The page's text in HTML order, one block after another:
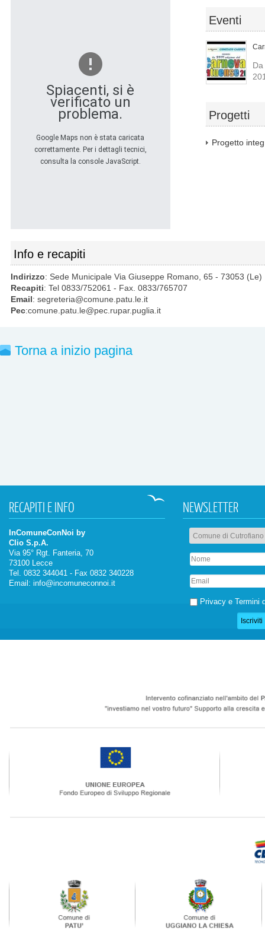
Eventi
Progetti
Progetto
Spiacenti, si è
verificato un
problema.
Google Maps non è stata caricata
correttamente. Per i dettagli tecnici,
consulta la console JavaScript.
Info e recapiti
Indirizzo: Sede Municipale Via Giuseppe Romano, 65 - 73053 (Le)
Recapiti: Tel 0833/752061 - Fax. 0833/765707
Email: segreteria@comune.patu.le.it
Pec:comune.patu.le@pec.rupar.puglia.it
Torna a inizio pagina
RECAPITI E INFO
InComuneConNoi by
Clio S.p.A.
Via 95° Rgt. Fanteria, 70
73100 Lecce
Tel. 0832 344041 - Fax 0832 340228
Email: info@incomuneconnoi.it
NEWSLETTER
Privacy e Termini